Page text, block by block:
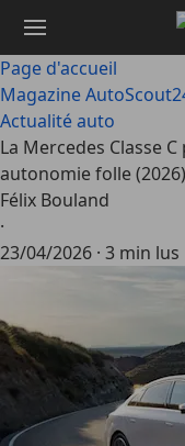
contenu
principal
Page d'accueil
Magazine
Actualité auto
La Mercedes Classe
autonomie folle (2026)
Félix Bouland
·
23/04/2026 · 3 min lus